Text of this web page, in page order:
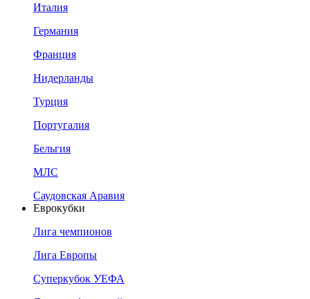
Италия
Германия
Франция
Нидерланды
Турция
Португалия
Бельгия
МЛС
Саудовская Аравия
Еврокубки
Лига чемпионов
Лига Европы
Суперкубок УЕФА